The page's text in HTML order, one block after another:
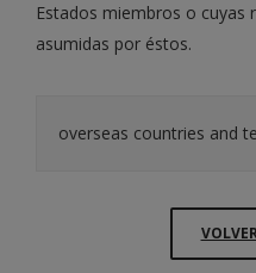
Estados miembros o cuyas
asumidas por éstos.
overseas countries and